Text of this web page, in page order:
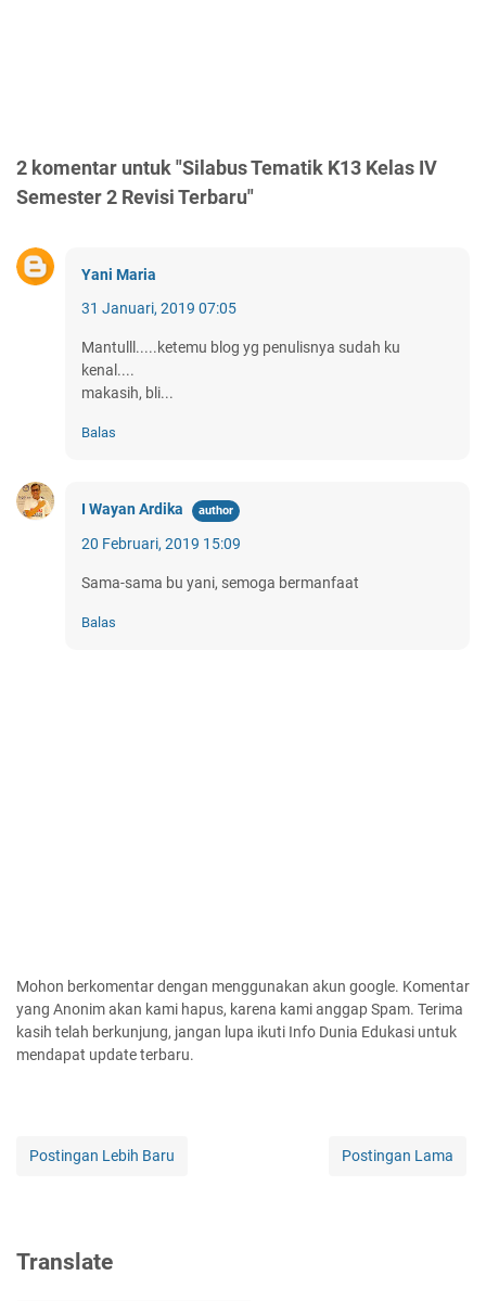
2 komentar untuk "Silabus Tematik K13 Kelas IV
Semester 2 Revisi Terbaru"
Yani Maria
31 Januari, 2019 07:05
Mantulll.....ketemu blog yg penulisnya sudah ku
kenal....
makasih, bli...
Balas
I Wayan Ardika
20 Februari, 2019 15:09
Sama-sama bu yani, semoga bermanfaat
Balas
Mohon berkomentar dengan menggunakan akun google. Komentar
yang Anonim akan kami hapus, karena kami anggap Spam. Terima
kasih telah berkunjung, jangan lupa ikuti Info Dunia Edukasi untuk
mendapat update terbaru.
Postingan Lebih Baru Postingan Lama
Translate